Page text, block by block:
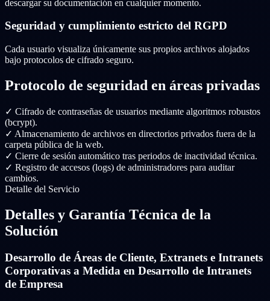
descargar su documentación en cualquier momento.
Seguridad y cumplimiento estricto del RGPD
Cada usuario visualiza únicamente sus propios archivos alojados
bajo protocolos de cifrado seguro.
Protocolo de seguridad en áreas privadas
✓ Cifrado de contraseñas de usuarios mediante algoritmos robustos
(bcrypt).
✓ Almacenamiento de archivos en directorios privados fuera de la
carpeta pública de la web.
✓ Cierre de sesión automático tras periodos de inactividad técnica.
✓ Registro de accesos (logs) de administradores para auditar
cambios.
Detalle del Servicio
Detalles y Garantía Técnica de la
Solución
Desarrollo de Áreas de Cliente, Extranets e Intranets
Corporativas a Medida en Desarrollo de Intranets
de Empresa